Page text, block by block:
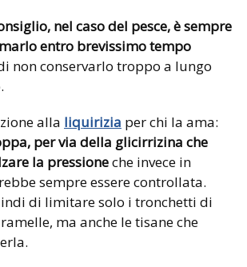
nel caso del pesce, è sempre
entro brevissimo tempo
non conservarlo troppo a lungo
alla liquirizia per chi la ama:
per via della glicirrizina che
la pressioneche invece in
sempre essere controllata.
di limitare solo i tronchetti di
ma anche le tisane che